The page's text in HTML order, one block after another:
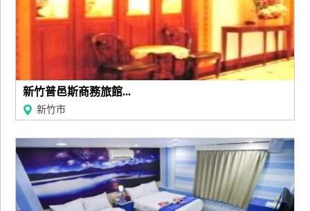
新竹普邑斯商務旅館...
新竹市